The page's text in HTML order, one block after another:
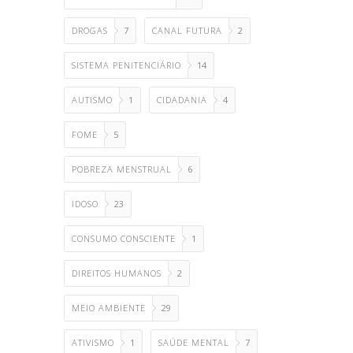
DROGAS 7 CANAL FUTURA 2
SISTEMA PENITENCIÁRIO 14
AUTISMO 1 CIDADANIA 4
FOME 5
POBREZA MENSTRUAL 6
IDOSO 23
CONSUMO CONSCIENTE 1
DIREITOS HUMANOS 2
MEIO AMBIENTE 29
ATIVISMO 1 SAÚDE MENTAL 7